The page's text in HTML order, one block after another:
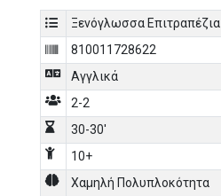
Ξενόγλωσσα Επιτραπέζια
810011728622
Αγγλικά
2-2
30-30'
10+
Χαμηλή Πολυπλοκότητα